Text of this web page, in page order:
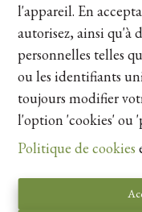
l'appareil. En
autorisez, ainsi qu'à
personnelles telles
ou les identifiants
toujours modifier
l'option 'cookies' ou
Politique de cookies
Autorité de
Institut
Luxemburgstraat
deles devoirs de
-